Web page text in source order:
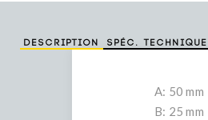
Description Spéc. technique
A: 50 mm
B: 25 mm